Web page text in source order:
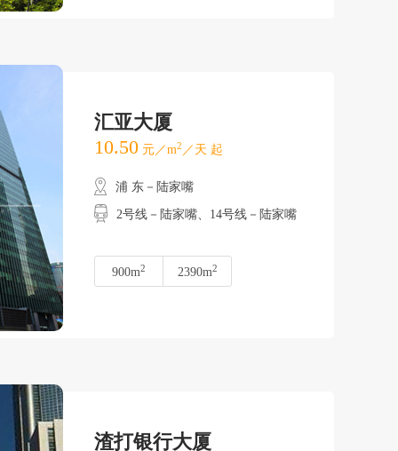
汇亚大厦
10.50 元／m2 ／天 起
浦 东－陆家嘴
2号线－陆家嘴、14号线－陆家嘴
900m2 2390m2
渣打银行大厦